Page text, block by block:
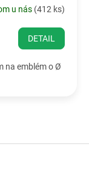
u nás (412 ks)
DETAIL
na emblém o Ø